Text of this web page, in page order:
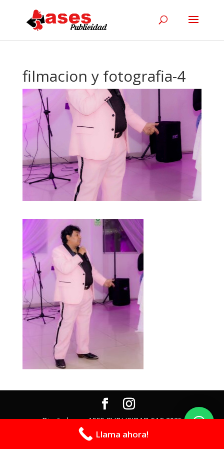
filmacion y fotografia-4
Diseñado por ASES PUBLICIDAD SAC 2025
Llama ahora!